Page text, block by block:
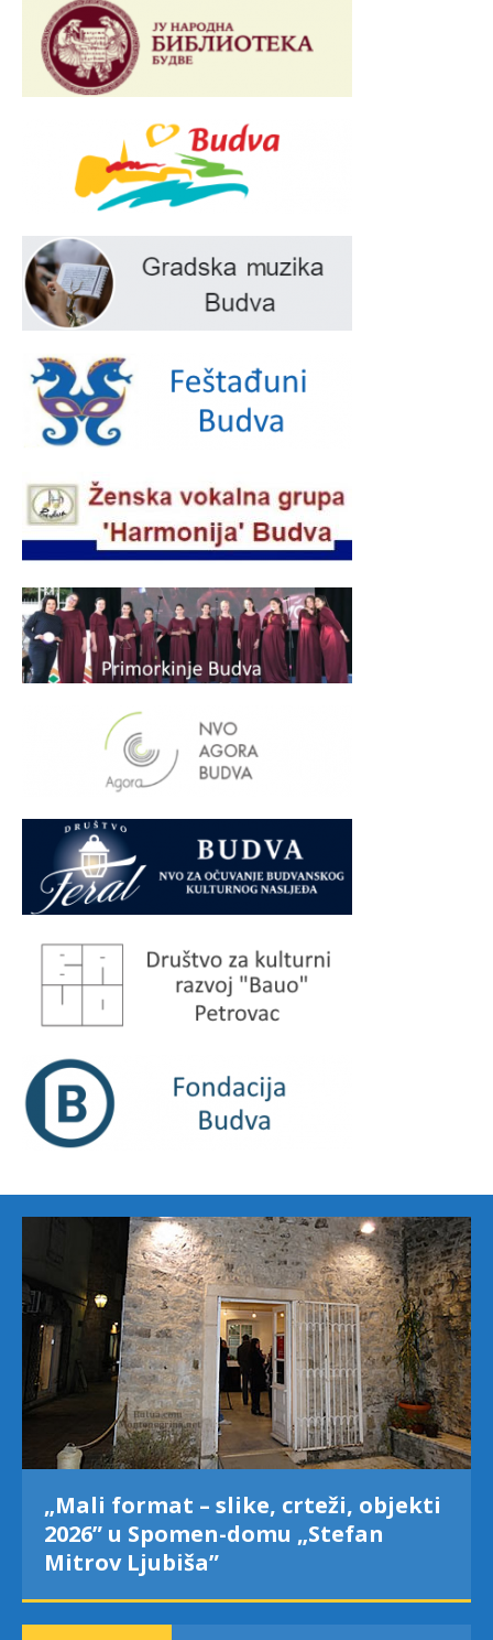
„Mali format – slike, crteži, objekti
2026” u Spomen-domu „Stefan
Mitrov Ljubiša”